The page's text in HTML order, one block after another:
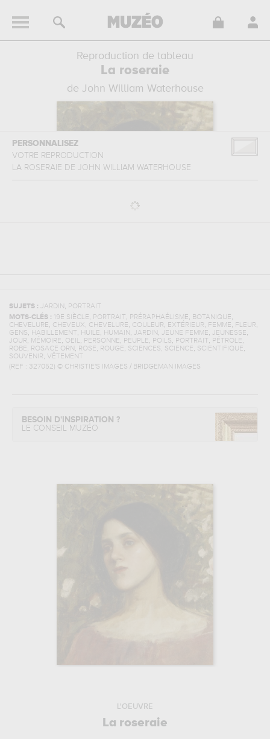
Reproduction de tableau
La roseraie
de John William Waterhouse
PERSONNALISEZ
VOTRE REPRODUCTION
LA ROSERAIE DE JOHN WILLIAM WATERHOUSE
SUJETS : JARDIN , PORTRAIT
MOTS-CLÉS :
19E SIÈCLE, PORTRAIT, PRÉRAPHAÉLISME, BOTANIQUE,
CHEVELURE, CHEVEUX, CHEVELURE, COULEUR, EXTÉRIEUR, FEMME, FLEUR,
GENS, HABILLEMENT, HUILE, HUMAIN , JARDIN , JEUNE FEMME, JEUNESSE,
JOUR, MÉMOIRE, OEIL, PERSONNE, PEUPLE, POILS, PORTRAIT, PÉTROLE,
ROBE, ROSACE ORN , ROSE, ROUGE, SCIENCES, SCIENCE, SCIENTIFIQUE,
SOUVENIR, VÊTEMENT
(REF : 327052) © CHRISTIE'S IMAGES / BRIDGEMAN IMAGES
BESOIN D'INSPIRATION ?
LE CONSEIL MUZÉO
L'OEUVRE
La roseraie